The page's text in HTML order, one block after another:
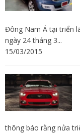
Đông Nam Á tại triển
ngày 24 tháng 3...
15/03/2015
thông báo rằng nửa